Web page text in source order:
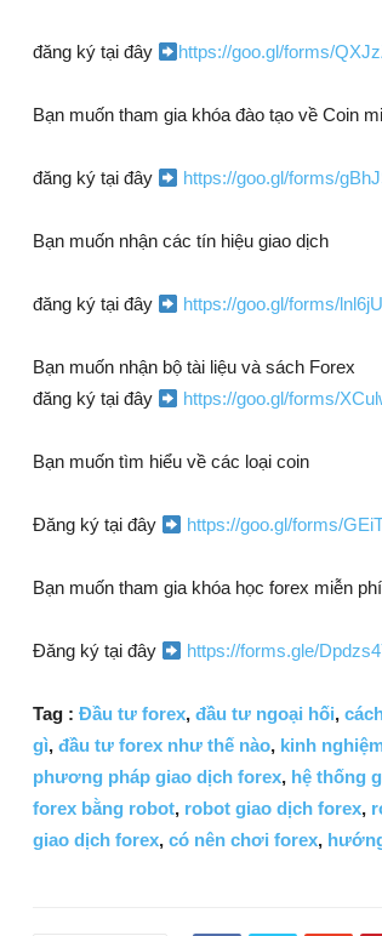
đăng ký tại đây https://goo.gl/forms/
Bạn muốn tham gia khóa đào tạo về Coin
đăng ký tại đây https://goo.gl/forms/
Bạn muốn nhận các tín hiệu giao dịch
đăng ký tại đây https://goo.gl/forms/
Bạn muốn nhận bộ tài liệu và sách Forex
đăng ký tại đây
https://goo.gl/forms/
Bạn muốn tìm hiểu về các loại coin
Đăng ký tại đây https://goo.gl/forms/
Bạn muốn tham gia khóa học forex miễn
Đăng ký tại đây https://forms.gle/
Tag : Đầu tư forex, đầu tư ngoại hối,
gì, đầu tư forex như thế nào, kinh
phương pháp giao dịch forex, hệ thống
forex bằng robot, robot giao dịch forex,
giao dịch forex, có nên chơi forex,